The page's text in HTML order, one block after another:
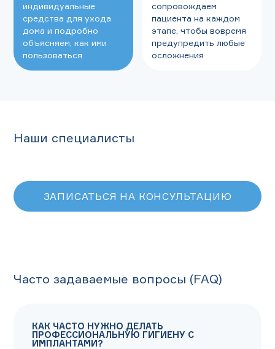
индивидуальные
средства для ухода
дома и подробно
объясняем, как ими
пользоваться
сопровождаем
пациента на каждом
этапе, чтобы вовремя
предупредить любые
осложнения
Наши специалисты
ЗАПИСАТЬСЯ НА КОНСУЛЬТАЦИЮ
Часто задаваемые вопросы (FAQ)
КАК ЧАСТО НУЖНО ДЕЛАТЬ
ПРОФЕССИОНАЛЬНУЮ ГИГИЕНУ С
ИМПЛАНТАМИ?